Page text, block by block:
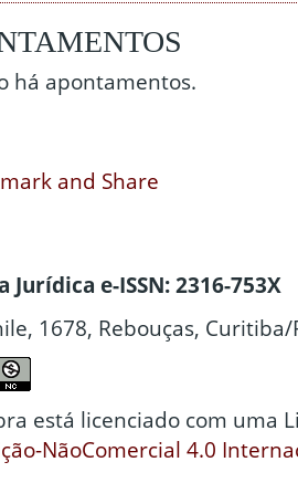
há apontamentos.
Jurídica e-ISSN: 2316-753X
1678, Rebouças, Curitiba/
está licenciado com uma
NãoComercial 4.0